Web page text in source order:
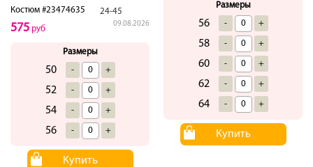
Костюм #23474635 24-45
09.08.2026
575 руб
Размеры
50 - +
52 - +
54 - +
56 - +
Купить
Размеры
56 - +
58 - +
60 - +
62 - +
64 - +
Купить